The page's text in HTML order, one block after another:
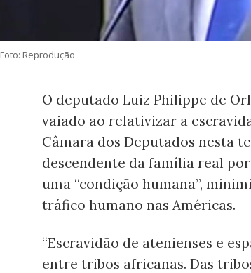
Foto: Reprodução
O deputado Luiz Philippe de
vaiado ao relativizar a
Câmara dos Deputados nesta
descendente da família real
uma “condição humana”,
tráfico humano nas Américas.
“Escravidão de atenienses e
entre tribos africanas. Das